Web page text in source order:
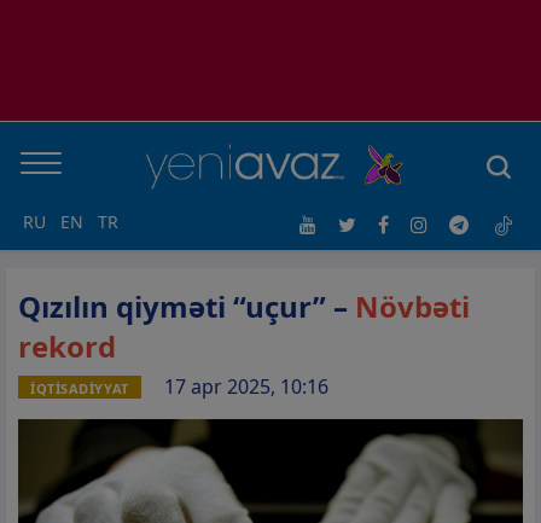
RU EN TR
Qızılın qiyməti “uçur” – Növbəti
rekord
İQTİSADİYYAT 17 apr 2025, 10:16